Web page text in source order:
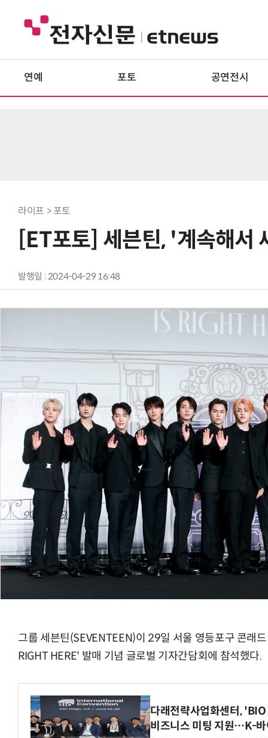
연예 포토 공연전시
라이프 > 포토
[ET포토] 세븐틴, '계속해서
발행일 : 2024-04-29 16:48
그룹 세븐틴(SEVENTEEN)이 29일 서울 영등포구 콘래
RIGHT HERE' 발매 기념 글로벌 기자간담회에 참석했다.
다래전략사업화센터,
비즈니스 미팅 지원…K-바
AI Native Enterprise를 지원하는 AI